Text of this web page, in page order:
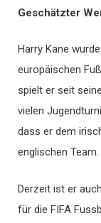
Geschätzter
Harry Kane
europäischen
spielt er seit
vielen
dass er dem
englischen Team.
Derzeit ist er
für die FIFA